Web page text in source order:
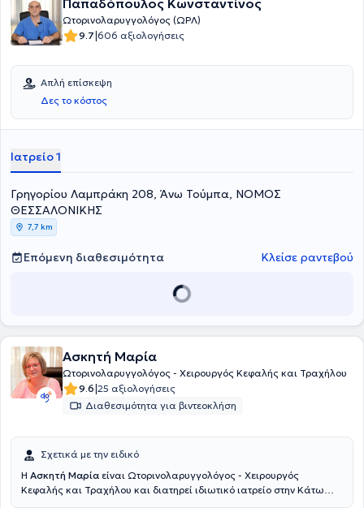
Παπαδόπουλος Κωνσταντίνος
Ωτορινολαρυγγολόγος (ΩΡΛ)
9.7|606 αξιολογήσεις
Απλή επίσκεψη
Δες το κόστος
Ιατρείο 1
Γρηγορίου Λαμπράκη 208, Άνω Τούμπα, ΝΟΜΟΣ
ΘΕΣΣΑΛΟΝΙΚΗΣ
7,7 km
Επόμενη διαθεσιμότητα Κλείσε ραντεβού
Ασκητή Μαρία
Ωτορινολαρυγγολόγος - Χειρουργός Κεφαλής και Τραχήλου
9.6|25 αξιολογήσεις
Διαθεσιμότητα για βιντεοκλήση
Σχετικά με την ειδικό
Η Ασκητή Μαρία είναι Ωτορινολαρυγγολόγος - Χειρουργός
Κεφαλής και Τραχήλου και διατηρεί ιδιωτικό ιατρείο στην Κάτω